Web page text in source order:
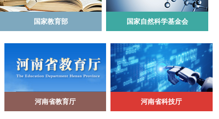
国家教育部 国家自然科学基金会
河南省教育厅 河南省科技厅